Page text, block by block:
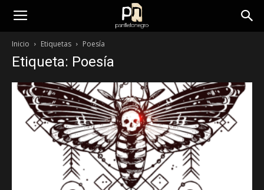
panfletonegro
Inicio Etiquetas Poesía
Etiqueta: Poesía